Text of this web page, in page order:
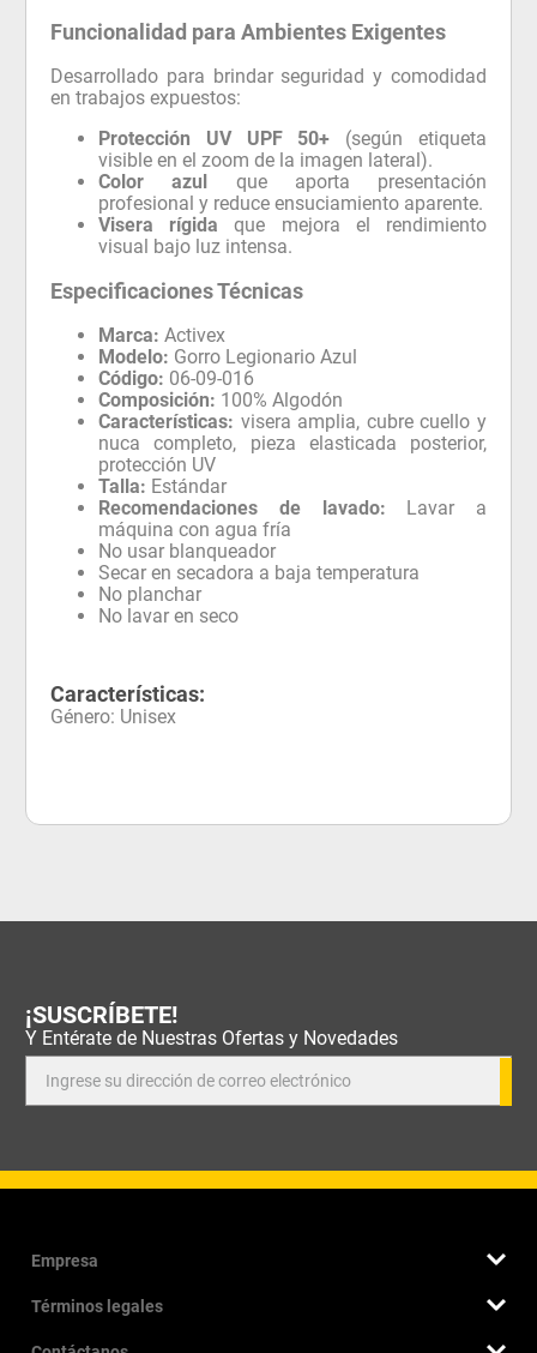
Funcionalidad para Ambientes Exigentes
Desarrollado para brindar seguridad y comodidad
en trabajos expuestos:
Protección UV UPF 50+ (según etiqueta
visible en el zoom de la imagen lateral).
Color azul que aporta presentación
profesional y reduce ensuciamiento aparente.
Visera rígida que mejora el rendimiento
visual bajo luz intensa.
Especificaciones Técnicas
Marca: Activex
Modelo: Gorro Legionario Azul
Código: 06-09-016
Composición: 100% Algodón
Características: visera amplia, cubre cuello y
nuca completo, pieza elasticada posterior,
protección UV
Talla: Estándar
Recomendaciones de lavado: Lavar a
máquina con agua fría
No usar blanqueador
Secar en secadora a baja temperatura
No planchar
No lavar en seco
Características:
Género: Unisex
¡SUSCRÍBETE!
Y Entérate de Nuestras Ofertas y Novedades
Empresa
Quienes somos
Nuestra historia
Términos legales